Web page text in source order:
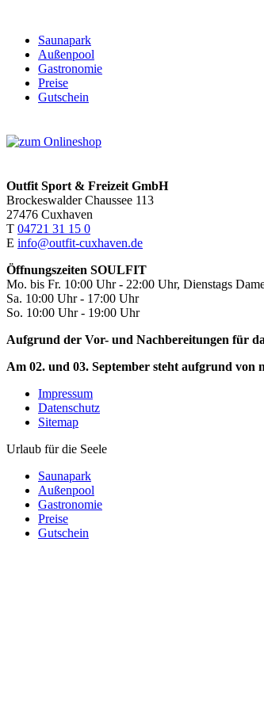
Saunapark
Außenpool
Gastronomie
Preise
Gutschein
Outfit Sport & Freizeit GmbH
Brockeswalder Chaussee 113
27476 Cuxhaven
T 04721 31 15 0
E info@outfit-cuxhaven.de
Öffnungszeiten SOULFIT
Mo. bis Fr. 10:00 Uhr - 22:00 Uhr, Dienstags
Sa. 10:00 Uhr - 17:00 Uhr
So. 10:00 Uhr - 19:00 Uhr
Aufgrund der Vor- und Nachbereitungen für
Am 02. und 03. September steht aufgrund
Impressum
Datenschutz
Sitemap
Urlaub für die Seele
Saunapark
Außenpool
Gastronomie
Preise
Gutschein